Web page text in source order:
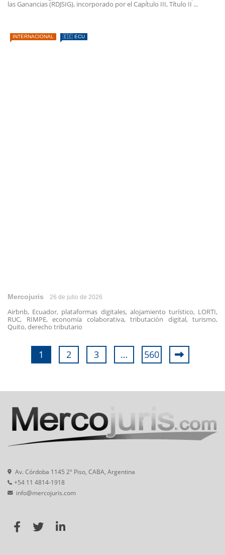
las Ganancias (RDJSIG), incorporado por el Capítulo III, Título II ...
INTERNACIONAL 🇪🇨 ECU
Mercojuris 26 de julio de 2026
Airbnb, Ecuador, plataformas digitales, alojamiento turístico, LORTI,
RUC, RIMPE, economía colaborativa, tributación digital, turismo,
Quito, derecho tributario
1 2 3 … 560
Av. Córdoba 1145 2° Piso, CABA, Argentina
+54 11 4814-1918
info@mercojuris.com